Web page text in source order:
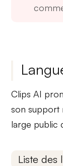
Clips AI
sonsupport
large public
Liste des